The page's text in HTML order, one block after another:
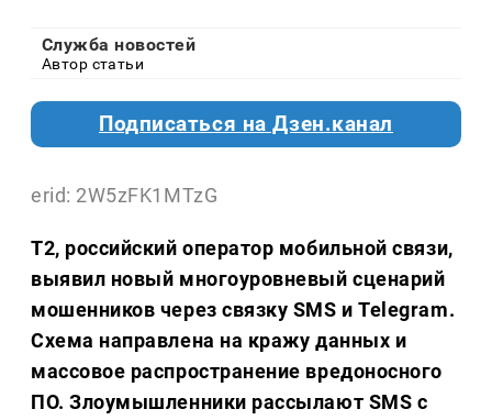
Служба новостей
Автор статьи
Подписаться на Дзен.канал
erid: 2W5zFK1MTzG
T2, российский оператор мобильной связи,
выявил новый многоуровневый сценарий
мошенников через связку SMS и Telegram.
Схема направлена на кражу данных и
массовое распространение вредоносного
ПО. Злоумышленники рассылают SMS с